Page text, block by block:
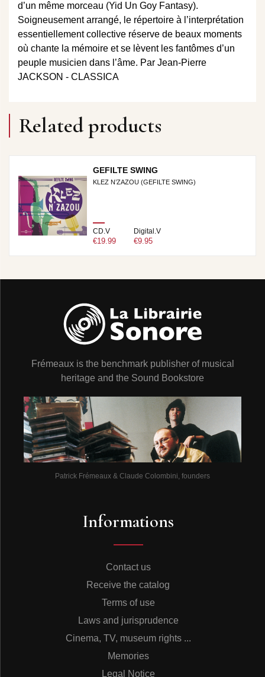
d’un même morceau (Yid Un Goy Fantasy).
Soigneusement arrangé, le répertoire à l’interprétation
essentiellement collective réserve de beaux moments
où chante la mémoire et se lèvent les fantômes d’un
peuple musicien dans l’âme. Par Jean-Pierre
JACKSON - CLASSICA
Related products
GEFILTE SWING
KLEZ N’ZAZOU (GEFILTE SWING)
CD.V
€19.99
Digital.V
€9.95
Frémeaux is the benchmark publisher of musical
heritage and the Sound Bookstore
Patrick Frémeaux & Claude Colombini, founders
Informations
Contact us
Receive the catalog
Terms of use
Laws and jurisprudence
Cinema, TV, museum rights ...
Memories
Legal Notice